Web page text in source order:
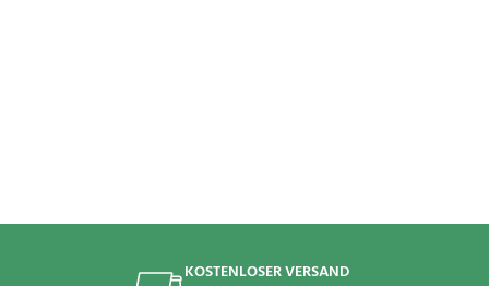
KOSTENLOSER VERSAND